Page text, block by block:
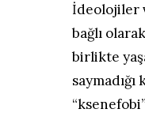
İdeolojiler
bağlı
birlikte